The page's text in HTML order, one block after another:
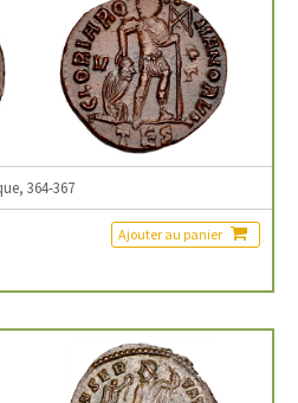
364-367
Ajouter au panier